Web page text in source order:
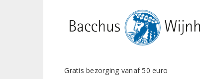
Gratis bezorging vanaf 50 euro